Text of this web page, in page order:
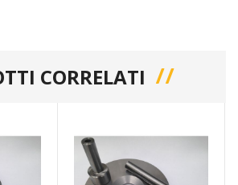
CORRELATI